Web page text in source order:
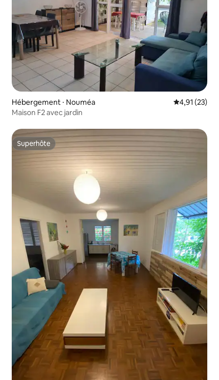
Hébergement ⋅ Nouméa Évaluation
4,91 (23)
Maison F2 avec jardin
Superhôte
Superhôte